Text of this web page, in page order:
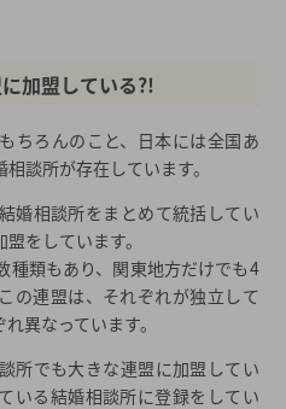
加盟している?!
ちろんのこと、日本には全国あ
談所が存在しています。
婚相談所をまとめて統括してい
をしています。
種類もあり、関東地方だけでも4
の連盟は、それぞれが独立して
異なっています。
所でも大きな連盟に加盟してい
いる結婚相談所に登録をしてい